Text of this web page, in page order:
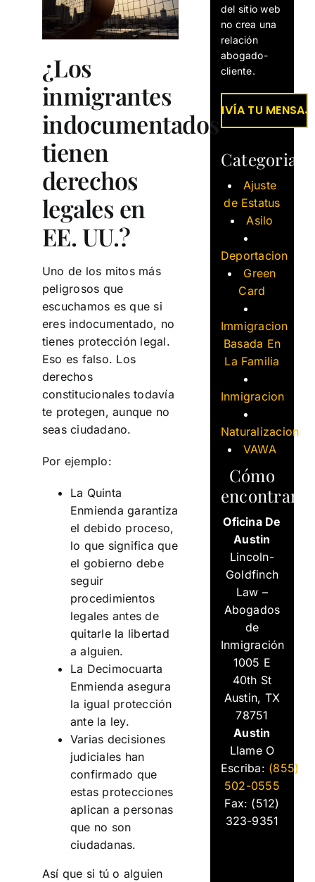
¿Los
inmigrantes
indocumentados
tienen
derechos
legales en
EE. UU.?
Uno de los mitos más
peligrosos que
escuchamos es que si
eres indocumentado, no
tienes protección legal.
Eso es falso. Los
derechos
constitucionales todavía
te protegen, aunque no
seas ciudadano.
Por ejemplo:
La Quinta
Enmienda garantiza
el debido proceso,
lo que significa que
el gobierno debe
seguir
procedimientos
legales antes de
quitarle la libertad
a alguien.
La Decimocuarta
Enmienda asegura
la igual protección
ante la ley.
Varias decisiones
judiciales han
confirmado que
estas protecciones
aplican a personas
que no son
ciudadanas.
Así que si tú o alguien
del sitio web
no crea una
relación
abogado-
cliente.
Categorias
Ajuste
de Estatus
Asilo
Deportacion
Green
Card
Immigracion
Basada En
La Familia
Inmigracion
Naturalizacion
VAWA
Cómo
Oficina De
Austin
Lincoln-
Goldfinch
Law –
Abogados
de
Inmigración
1005 E
40th St
Austin, TX
78751
Austin
Llame O
Escriba: (855)
502-0555
Fax: (512)
323-9351